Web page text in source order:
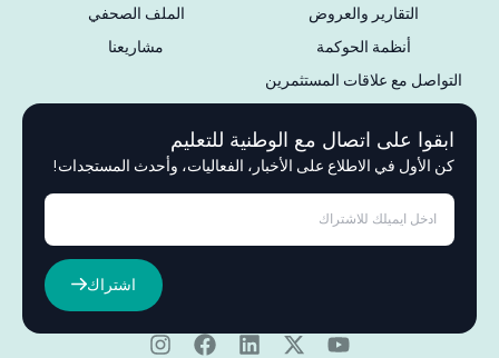
التقارير والعروض
أنظمة الحوكمة
التواصل مع علاقات المستثمرين
الملف الصحفي
مشاريعنا
ابقوا على اتصال مع الوطنية للتعليم
كن الأول في الاطلاع على الأخبار، الفعاليات، وأحدث المستجدات!
اشتراك